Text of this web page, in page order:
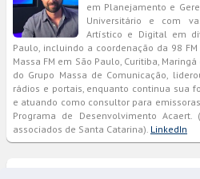
em Planejamento e
Universitário e com
Artístico e Digital em
Paulo, incluindo a coordenação da 98
Massa FM em São Paulo, Curitiba,
do Grupo Massa de Comunicação,
rádios e portais, enquanto continua sua
e atuando como consultor para
Programa de Desenvolvimento Acaert.
associados de Santa Catarina). LinkedIn